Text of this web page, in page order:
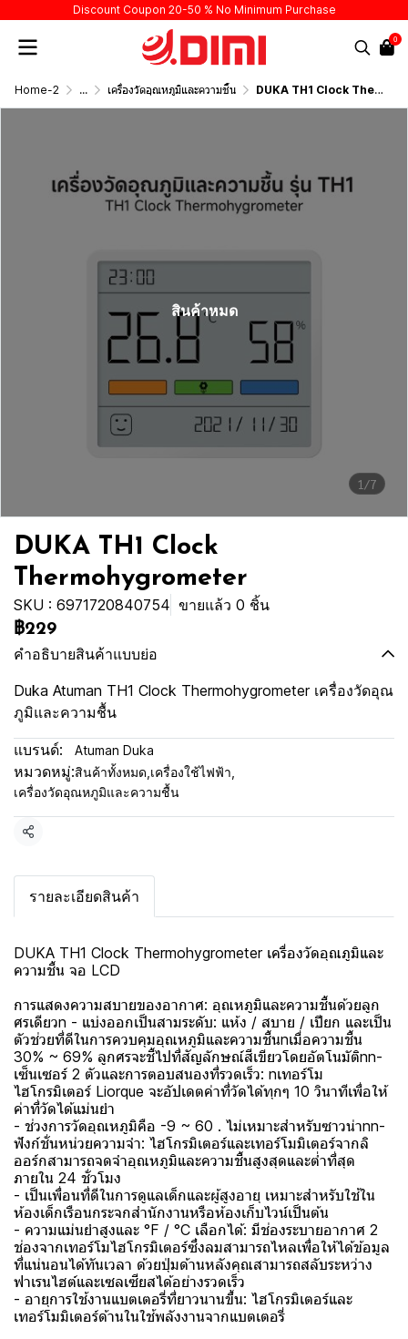
Discount Coupon 20-50 % No Minimum Purchase
0
Home-2 ... เครื่องวัดอุณหภูมิและความชื้น DUKA TH1 Clock Thermohygrometer
1/7
สินค้าหมด
DUKA TH1 Clock
Thermohygrometer
SKU : 6971720840754 ขายแล้ว 0 ชิ้น
฿229
คำอธิบายสินค้าแบบย่อ
Duka Atuman TH1 Clock Thermohygrometer เครื่องวัดอุณ
ภูมิและความชื้น
แบรนด์: Atuman Duka
หมวดหมู่:สินค้าทั้งหมด เครื่องใช้ไฟฟ้า
เครื่องวัดอุณหภูมิและความชื้น
แชร์
รายละเอียดสินค้า
DUKA TH1 Clock Thermohygrometer เครื่องวัดอุณภูมิและ
ความชื้น จอ LCD
การแสดงความสบายของอากาศ: อุณหภูมิและความชื้นด้วยลูก
ศรเดียวn - แบ่งออกเป็นสามระดับ: แห้ง / สบาย / เปียก และเป็น
ตัวช่วยที่ดีในการควบคุมอุณหภูมิและความชื้นnเมื่อความชื้น
30% ~ 69% ลูกศรจะชี้ไปที่สัญลักษณ์สีเขียวโดยอัตโนมัติnn-
เซ็นเซอร์ 2 ตัวและการตอบสนองที่รวดเร็ว: nเทอร์โม
ไฮโกรมิเตอร์ Liorque จะอัปเดตค่าที่วัดได้ทุกๆ 10 วินาทีเพื่อให้
ค่าที่วัดได้แม่นยำ
- ช่วงการวัดอุณหภูมิคือ -9 ~ 60 . ไม่เหมาะสำหรับซาวน่าnn-
ฟังก์ชั่นหน่วยความจำ: ไฮโกรมิเตอร์และเทอร์โมมิเตอร์จากลิ
ออร์กสามารถจดจำอุณหภูมิและความชื้นสูงสุดและต่ำที่สุด
ภายใน 24 ชั่วโมง
- เป็นเพื่อนที่ดีในการดูแลเด็กและผู้สูงอายุ เหมาะสำหรับใช้ใน
ห้องเด็กเรือนกระจกสำนักงานหรือห้องเก็บไวน์เป็นต้น
- ความแม่นยำสูงและ °F / °C เลือกได้: มีช่องระบายอากาศ 2
ช่องจากเทอร์โมไฮโกรมิเตอร์ซึ่งลมสามารถไหลเพื่อให้ได้ข้อมูล
ที่แน่นอนได้ทันเวลา ด้วยปุ่มด้านหลังคุณสามารถสลับระหว่าง
ฟาเรนไฮต์และเซลเซียสได้อย่างรวดเร็ว
- อายุการใช้งานแบตเตอรี่ที่ยาวนานขึ้น: ไฮโกรมิเตอร์และ
เทอร์โมมิเตอร์ด้านในใช้พลังงานจากแบตเตอรี่